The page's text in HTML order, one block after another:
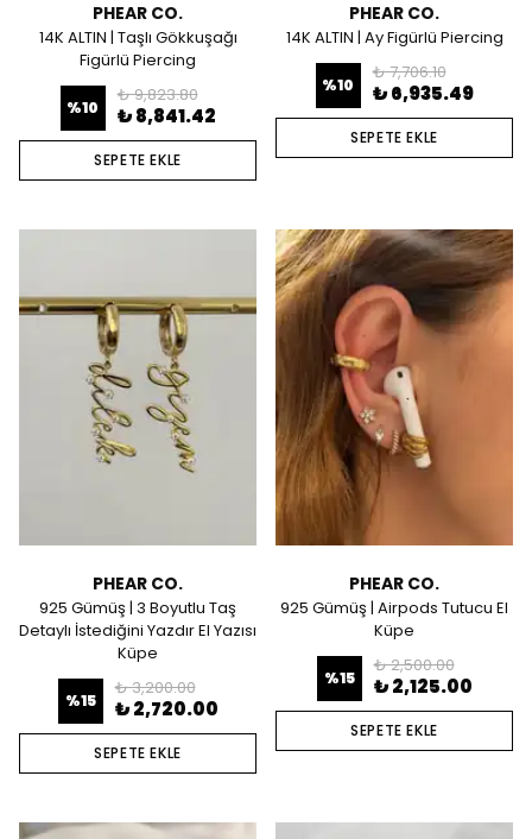
PHEAR CO.
14K ALTIN | Taşlı Gökkuşağı
Figürlü Piercing
%10
₺ 9,823.80
₺ 8,841.42
SEPETE EKLE
PHEAR CO.
14K ALTIN | Ay Figürlü Piercing
%10
₺ 7,706.10
₺ 6,935.49
SEPETE EKLE
PHEAR CO.
925 Gümüş | 3 Boyutlu Taş
Detaylı İstediğini Yazdır El Yazısı
Küpe
%15
₺ 3,200.00
₺ 2,720.00
SEPETE EKLE
PHEAR CO.
925 Gümüş | Airpods Tutucu El
Küpe
%15
₺ 2,500.00
₺ 2,125.00
SEPETE EKLE